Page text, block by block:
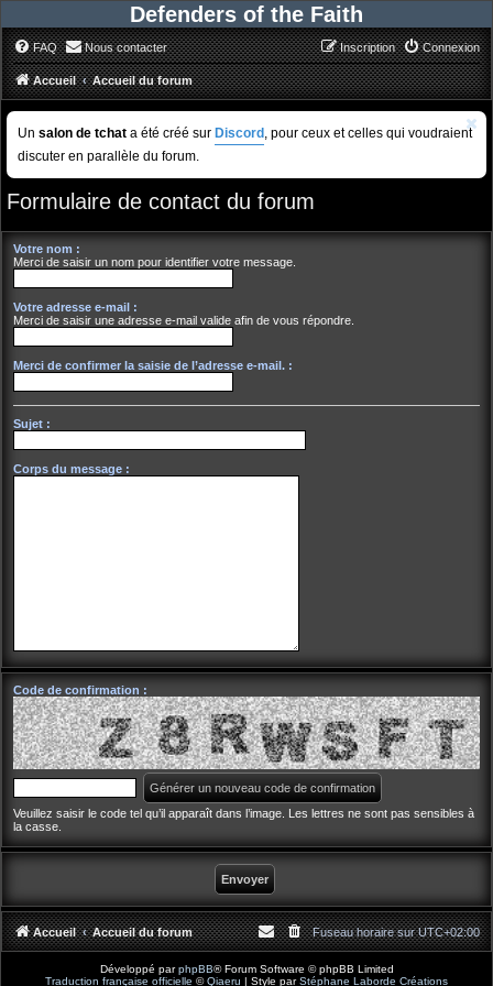
Defenders of the Faith
FAQ Nous contacter Connexion
Inscription
Accueil Accueil du forum
Un salon de tchat a été créé sur Discord , pour ceux et celles qui voudraient
discuter en parallèle du forum.
Formulaire de contact du forum
Votre nom :
Merci de saisir un nom pour identifier votre message.
Votre adresse e-mail :
Merci de saisir une adresse e-mail valide afin de vous répondre.
Merci de confirmer la saisie de l’adresse e-mail. :
Sujet :
Corps du message :
Code de confirmation :
Veuillez saisir le code tel qu’il apparaît dans l’image. Les lettres ne sont pas sensibles à
la casse.
Accueil Accueil du forum Fuseau horaire surUTC+02:00
Développé parphpBB® Forum Software © phpBB Limited
Traduction française officielle ©Qiaeru | Style parStéphane Laborde Créations